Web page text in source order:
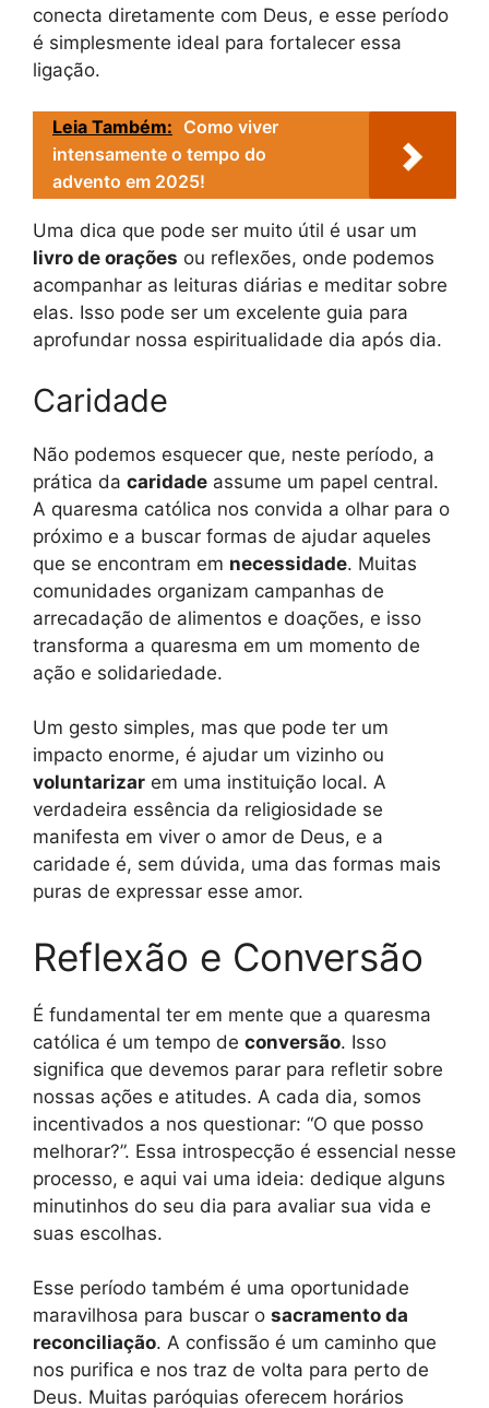
conecta diretamente com Deus, e esse período
é simplesmente ideal para fortalecer essa
ligação.
Leia Também: Como viver
intensamente o tempo do
advento em 2025!
Uma dica que pode ser muito útil é usar um
livro de orações ou reflexões, onde podemos
acompanhar as leituras diárias e meditar sobre
elas. Isso pode ser um excelente guia para
aprofundar nossa espiritualidade dia após dia.
Caridade
Não podemos esquecer que, neste período, a
prática da caridade assume um papel central.
A quaresma católica nos convida a olhar para o
próximo e a buscar formas de ajudar aqueles
que se encontram em necessidade. Muitas
comunidades organizam campanhas de
arrecadação de alimentos e doações, e isso
transforma a quaresma em um momento de
ação e solidariedade.
Um gesto simples, mas que pode ter um
impacto enorme, é ajudar um vizinho ou
voluntarizar em uma instituição local. A
verdadeira essência da religiosidade se
manifesta em viver o amor de Deus, e a
caridade é, sem dúvida, uma das formas mais
puras de expressar esse amor.
Reflexão e Conversão
É fundamental ter em mente que a quaresma
católica é um tempo de conversão. Isso
significa que devemos parar para refletir sobre
nossas ações e atitudes. A cada dia, somos
incentivados a nos questionar: “O que posso
melhorar?”. Essa introspecção é essencial nesse
processo, e aqui vai uma ideia: dedique alguns
minutinhos do seu dia para avaliar sua vida e
suas escolhas.
Esse período também é uma oportunidade
maravilhosa para buscar o sacramento da
reconciliação. A confissão é um caminho que
nos purifica e nos traz de volta para perto de
Deus. Muitas paróquias oferecem horários